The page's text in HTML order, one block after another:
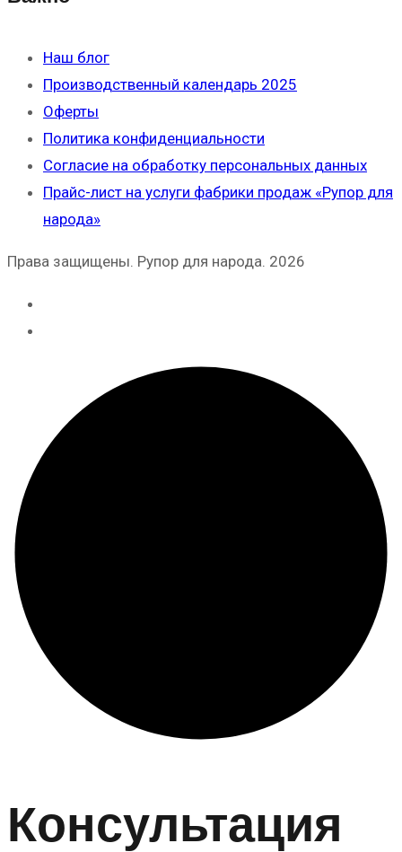
Наш блог
Производственный календарь 2025
Оферты
Политика конфиденциальности
Согласие на обработку персональных данных
Прайс-лист на услуги фабрики продаж «Рупор для
народа»
Права защищены. Рупор для народа. 2026
Консультация